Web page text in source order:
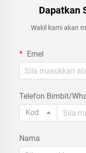
Dapatkan
Wakil kami akan
Emel
Telefon Bimbit/
Kod
Nama